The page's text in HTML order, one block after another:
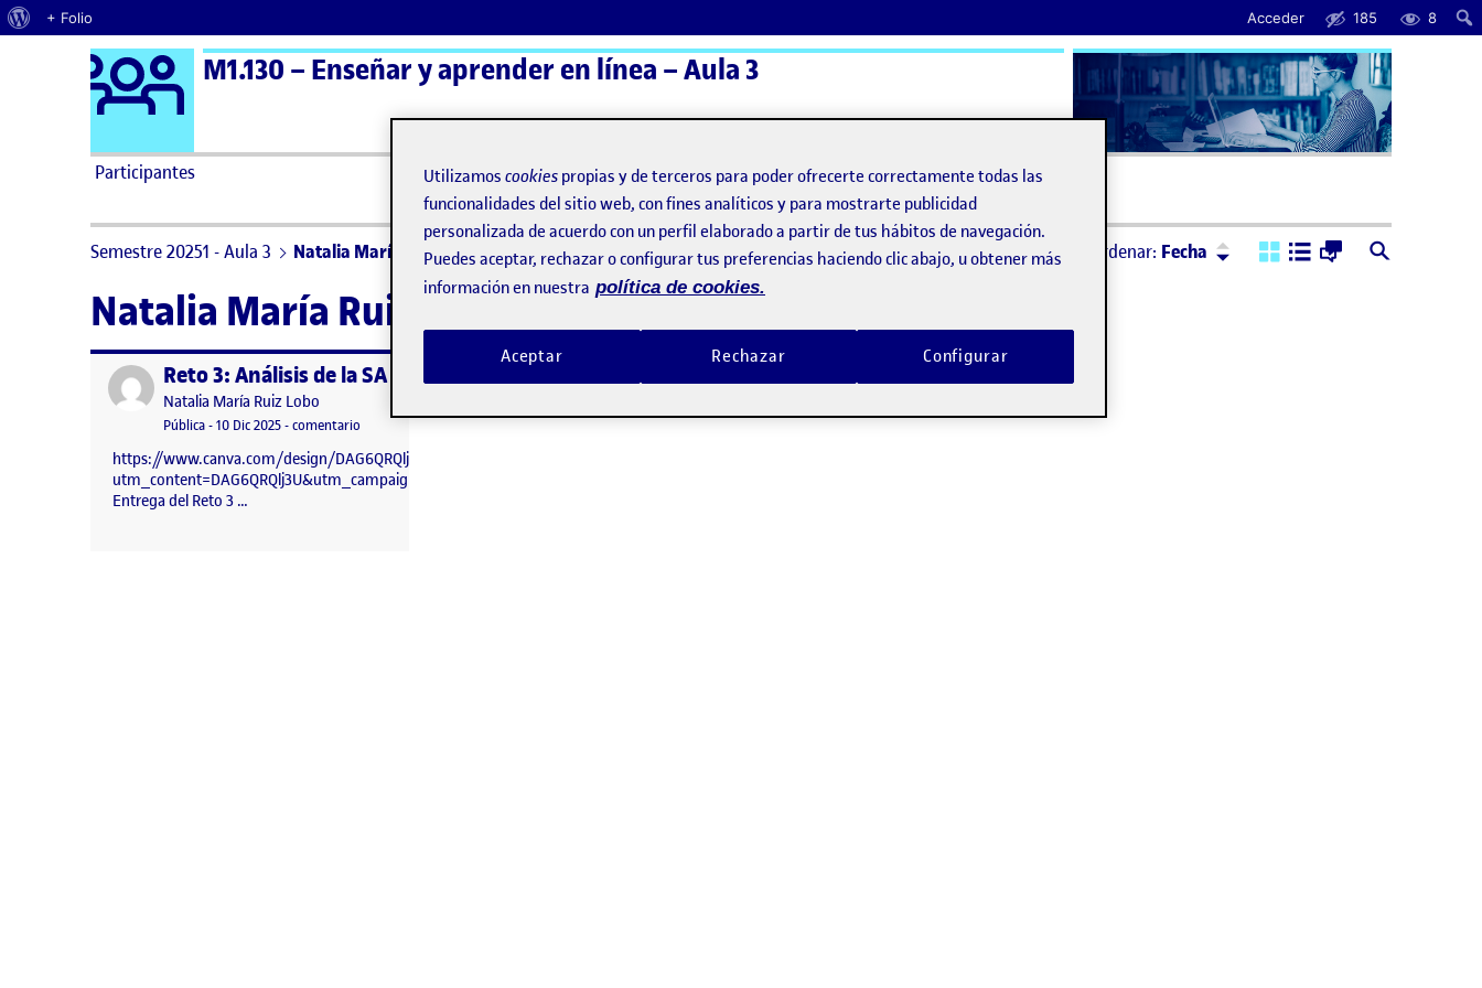
Acerca de WordPress
+ Folio Acceder 185 8
Saltar al contenido Logo Ágora
M1.130 – Enseñar y aprender en línea – Aula 3
Participantes ActiFolios Ayuda
Semestre 20251 - Aula 3 Natalia María Ruiz Lobo Ordenar: Fecha Ordenar:Descendente
Natalia María Ruiz Lobo
Publicado porReto 3: Análisis de la SA
Publicado por
Natalia María Ruiz Lobo
Visibilidad:
Pública-Fecha de publicación
10 Dic 2025-comentario en Reto 3: Análisis de la SA
https://www.canva.com/design/DAG6QRQlj3U/fIMks9pIqy_Sc0L3VGYyww/edit?
utm_content=DAG6QRQlj3U&utm_campaign=designshare&utm_medium=link2&utm_source=sharebutton
Entrega del Reto 3 …
Utilizamos cookies propias y de terceros para poder ofrecerte correctamente todas las
funcionalidades del sitio web, con fines analíticos y para mostrarte publicidad
personalizada de acuerdo con un perfil elaborado a partir de tus hábitos de navegación.
Puedes aceptar, rechazar o configurar tus preferencias haciendo clic abajo, u obtener más
información en nuestra política de cookies.
Rechazar
Aceptar Configurar